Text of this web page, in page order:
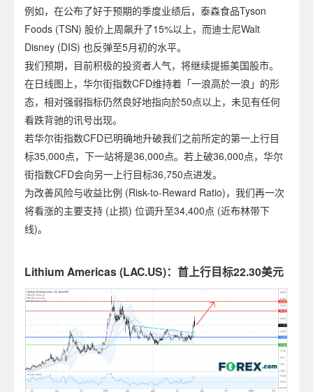
例如，在公布了好于预期的季度业绩后，泰森食品Tyson
Foods (TSN) 股价上周飙升了15%以上，而迪士尼Walt
Disney (DIS) 也反弹至5月初的水平。
我们预期，目前积极的投资者人气，将继续提振美国股市。
在日线图上，华尔街指数CFD维持着「一浪高於一浪」的形
态，相对强弱指标仍然良好地指向於50点以上，未见有任何
看跌背驰的讯号出现。
若华尔街指数CFD已明确地升破我们之前所定的第一上行目
标35,000点，下一站将是36,000点。若上破36,000点，华尔
街指数CFD会向另一上行目标36,750点进发。
为改善风险与收益比例 (Risk-to-Reward Ratio)，我们再一次
将看涨的主要支持 (止损) 位调升至34,400点 (近布林带下
线)。
Lithium Americas (LAC.US)：首上行目标22.30美元